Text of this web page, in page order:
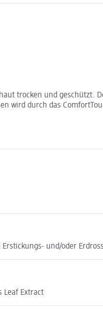
trocken und
wird durch das
und/oder
Leaf Extract